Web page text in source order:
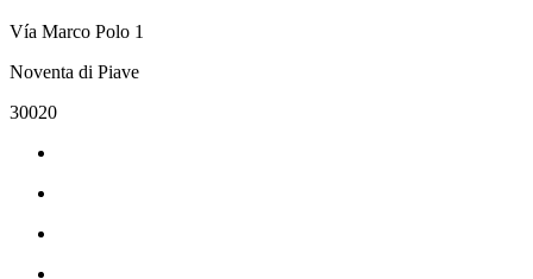
Vía Marco Polo 1
Noventa di Piave
30020